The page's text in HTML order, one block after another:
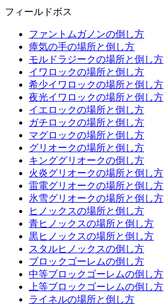
フィールドボス
ファントムガノンの倒し方
瘴気の手の場所と倒し方
モルドラジークの場所と倒し方
イワロックの場所と倒し方
希少イワロックの場所と倒し方
夜光イワロックの場所と倒し方
イエロックの場所と倒し方
ガチロックの場所と倒し方
マグロックの場所と倒し方
グリオークの場所と倒し方
キンググリオークの倒し方
火炎グリオークの場所と倒し方
雷電グリオークの場所と倒し方
氷雪グリオークの場所と倒し方
ヒノックスの場所と倒し方
青ヒノックスの場所と倒し方
黒ヒノックスの場所と倒し方
スタルヒノックスの倒し方
ブロックゴーレムの倒し方
中等ブロックゴーレムの倒し方
上等ブロックゴーレムの倒し方
ライネルの場所と倒し方